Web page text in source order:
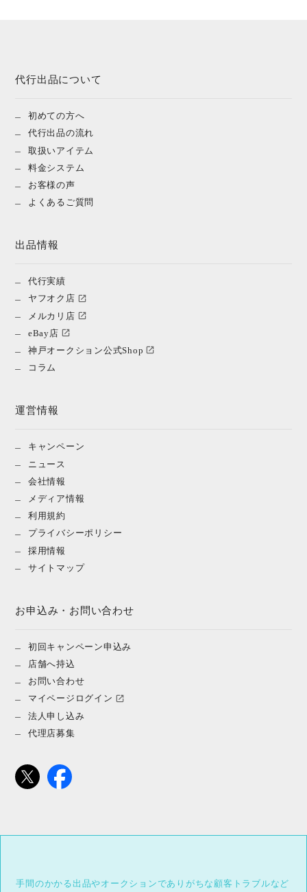
代行出品について
初めての方へ
代行出品の流れ
取扱いアイテム
料金システム
お客様の声
よくあるご質問
出品情報
代行実績
ヤフオク店
メルカリ店
eBay店
神戸オークション公式Shop
コラム
運営情報
キャンペーン
ニュース
会社情報
メディア情報
利用規約
プライバシーポリシー
採用情報
サイトマップ
お申込み・お問い合わせ
初回キャンペーン申込み
店舗へ持込
お問い合わせ
マイページログイン
法人申し込み
代理店募集
手間のかかる出品やオークションでありがちな顧客トラブルなど